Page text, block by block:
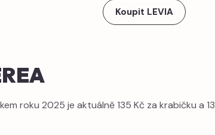
Koupit LEVIA
roku 2025 je aktuálně 135 Kč za krabičku a